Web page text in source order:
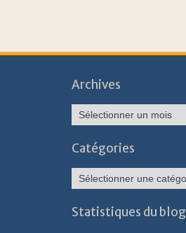
Archives
Archives
Catégories
Catégories
Statistiques du blog